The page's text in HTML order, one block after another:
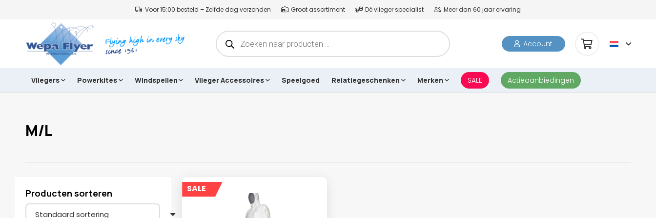
Voor 15:00 besteld – Zelfde dag verzonden Groot assortiment Dé vlieger specialist Meer dan 60 jaar ervaring
Producten
zoeken Account
Vliegers Powerkites Windspellen Vlieger Accessoires Speelgoed Relatiegeschenken Merken SALE Actieaanbiedingen
M/L
Producten sorteren SALE